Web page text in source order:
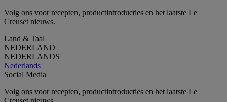
Volg ons voor recepten, productintroducties en het laatste Le
Creuset nieuws.
Land & Taal
NEDERLAND
NEDERLANDS
Nederlands
Social Media
Volg ons voor recepten, productintroducties en het laatste Le